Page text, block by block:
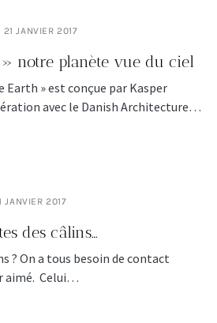
21 JANVIER 2017
notre planète vue du ciel
Earth » est conçue par Kasper
avec le Danish Architecture…
JANVIER 2017
des câlins…
? On a tous besoin de contact
aimé. Celui…